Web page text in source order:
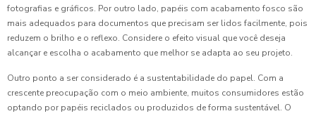
fotografias e gráficos. Por outro lado, papéis com acabamento fosco são
mais adequados para documentos que precisam ser lidos facilmente, pois
reduzem o brilho e o reflexo. Considere o efeito visual que você deseja
alcançar e escolha o acabamento que melhor se adapta ao seu projeto.
Outro ponto a ser considerado é a sustentabilidade do papel. Com a
crescente preocupação com o meio ambiente, muitos consumidores estão
optando por papéis reciclados ou produzidos de forma sustentável. O